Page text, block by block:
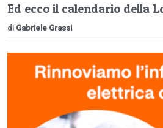
Ed ecco il calendario della
di Gabriele Grassi